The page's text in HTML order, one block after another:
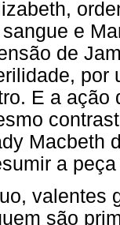
e
de
por
E a ação
Macbeth
a
valentes
são